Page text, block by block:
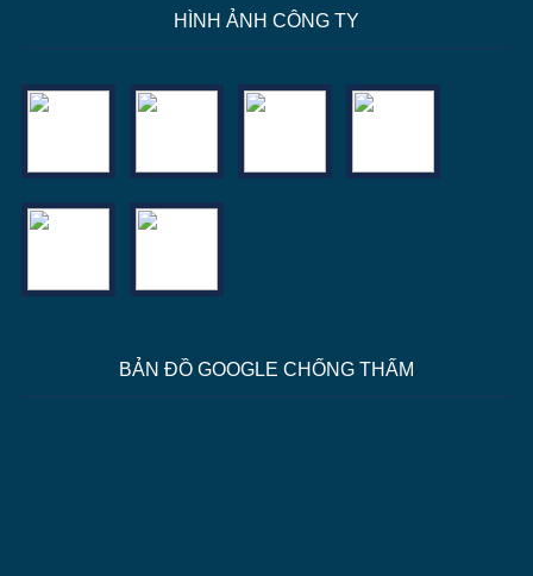
HÌNH ẢNH CÔNG TY
BẢN ĐỒ GOOGLE CHỐNG THẤM